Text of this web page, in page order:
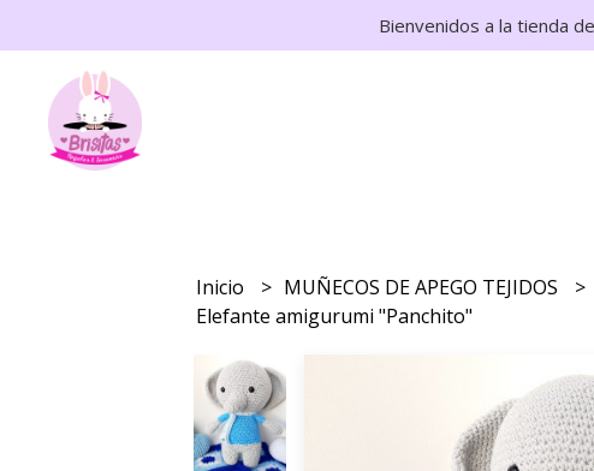
Bienvenidos a la tienda
Inicio
MUÑECOS DE APEGO TEJIDOS
Elefante amigurumi "Panchito"